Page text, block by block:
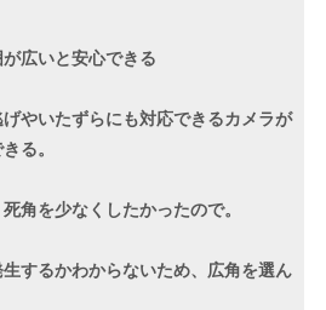
広いと安心できる
げやいたずらにも対応できるカメラが
る。
角を少なくしたかったので。
生するかわからないため、広角を選ん